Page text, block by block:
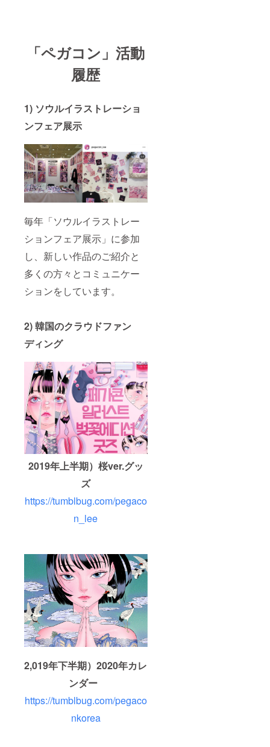
「ペガコン」活動
履歴
1) ソウルイラストレーショ
ンフェア展示
毎年「ソウルイラストレー
ションフェア展示」に参加
し、新しい作品のご紹介と
多くの方々とコミュニケー
ションをしています。
2) 韓国のクラウドファン
ディング
2019年上半期）桜ver.グッ
ズ
https://tumblbug.com/pegaco
n_lee
2,019年下半期）2020年カレ
ンダー
https://tumblbug.com/pegaco
nkorea